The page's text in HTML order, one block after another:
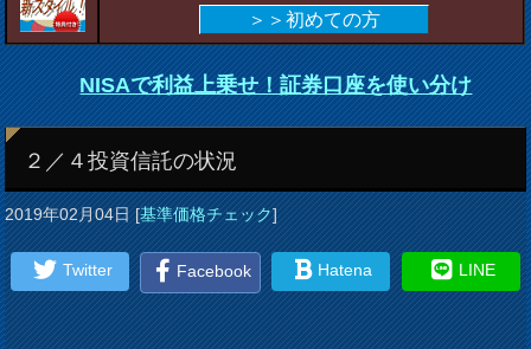
＞＞初めての方
NISAで利益上乗せ！証券口座を使い分け
２／４投資信託の状況
2019年02月04日[基準価格チェック]
Twitter Facebook Hatena LINE